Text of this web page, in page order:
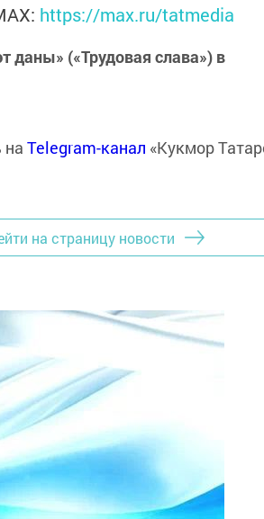
https://max.ru/tatmedia
даны» («Трудовая слава») в
на Telegram-канал «Кукмор
на страницу новости